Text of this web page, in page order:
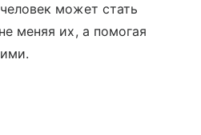
может стать
меняя их, а помогая